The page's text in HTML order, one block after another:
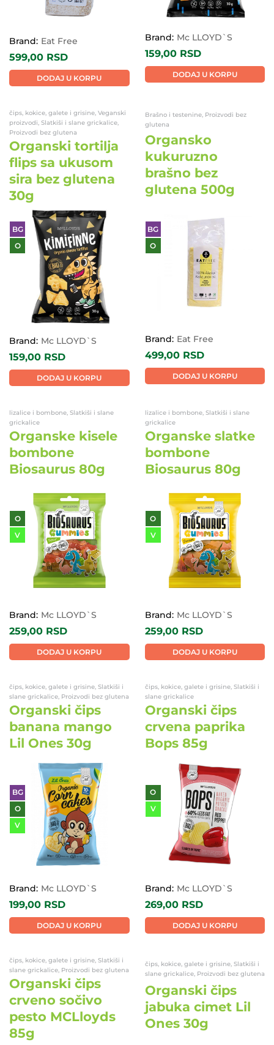
Brand: Eat Free
599,00 RSD
DODAJ U KORPU
Brand: Mc LLOYD`S
159,00 RSD
DODAJ U KORPU
čips, kokice, galete i grisine, Veganski
proizvodi, Slatkiši i slane grickalice,
Proizvodi bez glutena
Organski tortilja
flips sa ukusom
sira bez glutena
30g
BG
O
Brand: Mc LLOYD`S
159,00 RSD
DODAJ U KORPU
Brašno i testenine, Proizvodi bez
glutena
Organsko
kukuruzno
brašno bez
glutena 500g
BG
O
Brand: Eat Free
499,00 RSD
DODAJ U KORPU
lizalice i bombone, Slatkiši i slane
grickalice
Organske kisele
bombone
Biosaurus 80g
O
V
Brand: Mc LLOYD`S
259,00 RSD
DODAJ U KORPU
lizalice i bombone, Slatkiši i slane
grickalice
Organske slatke
bombone
Biosaurus 80g
O
V
Brand: Mc LLOYD`S
259,00 RSD
DODAJ U KORPU
čips, kokice, galete i grisine, Slatkiši i
slane grickalice, Proizvodi bez glutena
Organski čips
banana mango
Lil Ones 30g
BG
O
V
Brand: Mc LLOYD`S
199,00 RSD
DODAJ U KORPU
čips, kokice, galete i grisine, Slatkiši i
slane grickalice
Organski čips
crvena paprika
Bops 85g
O
V
Brand: Mc LLOYD`S
269,00 RSD
DODAJ U KORPU
čips, kokice, galete i grisine, Slatkiši i
slane grickalice, Proizvodi bez glutena
Organski čips
crveno sočivo
pesto MCLloyds
85g
čips, kokice, galete i grisine, Slatkiši i
slane grickalice, Proizvodi bez glutena
Organski čips
jabuka cimet Lil
Ones 30g